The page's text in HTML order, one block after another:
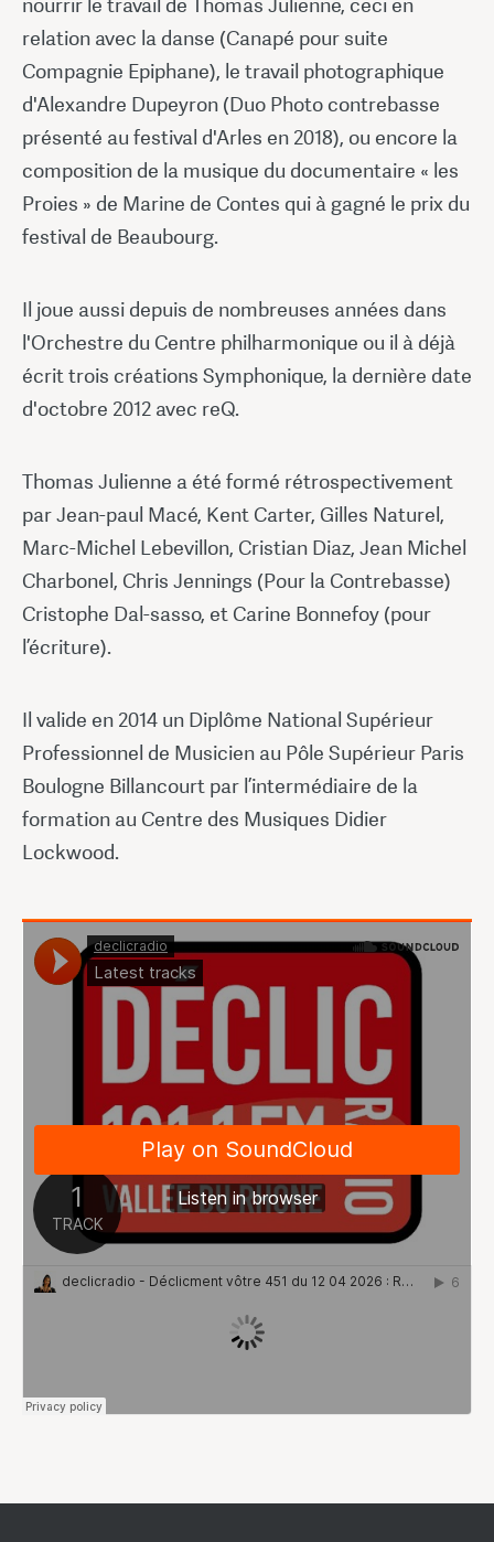
relation avec la danse (Canapé pour suite
Compagnie Epiphane), le travail photographique
d'Alexandre Dupeyron (Duo Photo contrebasse
présenté au festival d'Arles en 2018), ou encore la
composition de la musique du documentaire « les
Proies » de Marine de Contes qui à gagné le prix du
festival de Beaubourg.
Il joue aussi depuis de nombreuses années dans
l'Orchestre du Centre philharmonique ou il à déjà
écrit trois créations Symphonique, la dernière date
d'octobre 2012 avec reQ.
Thomas Julienne a été formé rétrospectivement
par Jean-paul Macé, Kent Carter, Gilles Naturel,
Marc-Michel Lebevillon, Cristian Diaz, Jean Michel
Charbonel, Chris Jennings (Pour la Contrebasse)
Cristophe Dal-sasso, et Carine Bonnefoy (pour
l’écriture).
Il valide en 2014 un Diplôme National Supérieur
Professionnel de Musicien au Pôle Supérieur Paris
Boulogne Billancourt par l’intermédiaire de la
formation au Centre des Musiques Didier
Lockwood.